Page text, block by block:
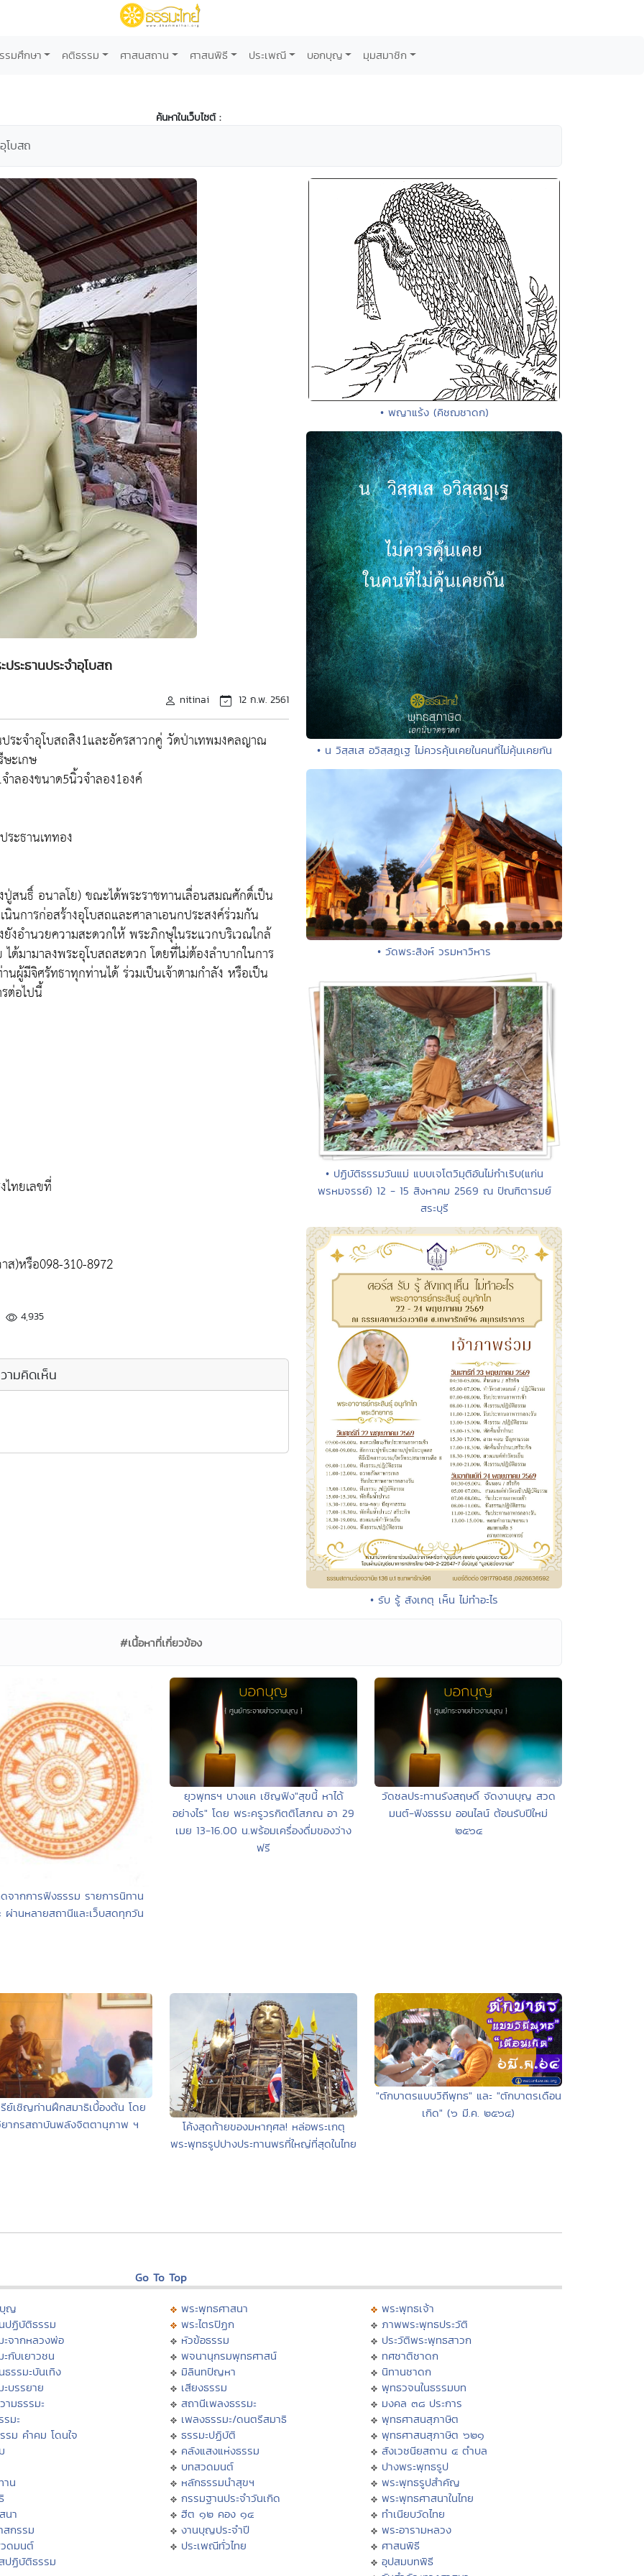
รมศึกษา คติธรรม ศาสนสถาน ศาสนพิธี ประเพณี บอกบุญ มุมสมาชิก
ค้นหาในเว็บไซต์ :
โบสถ
ระธานประจำอุโบสถ
nitinai 12 ก.พ. 2561
ระจำอุโบสถสิง1และอัครสาวกคู่ วัดป่าเทพมงคลญาณ
ะเกษ
ำลองขนาด5นิ้วจำลอง1องค์
ะธานเททอง
สนธิ์ อนาลโย) ขณะได้พระราชทานเลื่อนสมณศักดิ์เป็น
นการก่อสร้างอุโบสถและศาลาเอนกประสงค์ร่วมกัน
งอำนวยความสะดวกให้ พระภิกษุในระแวกบริเวณใกล้
มามาลงพระอุโบสถสะดวก โดยที่ไม่ต้องลำบากในการ
นผู้มีจิศรัทธาทุกท่านได้ ร่วมเป็นเจ้าตามกำลัง หรือเป็น
ต่อไปนี้
ทยเลขที่
ส)หรือ098-310-8972
4,935
ามคิดเห็น
• พญาแร้ง (คิชฌชาดก)
• น วิสฺสเส อวิสฺสฏฺเฐ ไม่ควรคุ้นเคยในคนที่ไม่คุ้นเคยกัน
• วัดพระสิงห์ วรมหาวิหาร
• ปฏิบัติธรรมวันแม่ แบบเจโตวิมุติอันไม่กำเริบ(แก่น
พรหมจรรย์) 12 - 15 สิงหาคม 2569 ณ ปัณฑิตารมย์
สระบุรี
• รับ รู้ สังเกตุ เห็น ไม่ทำอะไร
#เนื้อหาที่เกี่ยวข้อง
จากการฟังธรรม รายการนิทาน
ผ่านหลายสถานีและเว็บสดทุกวัน
ยุวพุทธฯ บางแค เชิญฟัง"สุขนี้ หาได้
อย่างไร" โดย พระครูวรกิตติโสภณ อา 29
เมย 13-16.00 น.พร้อมเครื่องดื่มของว่าง
ฟรี
วัดชลประทานรังสฤษดิ์ จัดงานบุญ สวด
มนต์-ฟังธรรม ออนไลน์ ต้อนรับปีใหม่
๒๕๖๔
ย์เชิญท่านฝึกสมาธิเบื้องต้น โดย
ยากรสถาบันพลังจิตตานุภาพ ฯ
โค้งสุดท้ายของมหากุศล! หล่อพระเกตุ
พระพุทธรูปปางประทานพรที่ใหญ่ที่สุดในไทย
"ตักบาตรแบบวิถีพุทธ" และ "ตักบาตรเดือน
เกิด" (๖ มี.ค. ๒๕๖๔)
Go To Top
ญ
ปฏิบัติธรรม
ะจากหลวงพ่อ
ะกับเยาวชน
ธรรมะบันเทิง
ะบรรยาย
ามธรรมะ
รมะ
รม คำคม โดนใจ
น
นา
สกรรม
ดมนต์
ปฏิบัติธรรม
พระพุทธศาสนา
พระไตรปิฏก
หัวข้อธรรม
พจนานุกรมพุทธศาสน์
มิลินทปัญหา
เสียงธรรม
สถานีเพลงธรรมะ
เพลงธรรมะ/ดนตรีสมาธิ
ธรรมะปฏิบัติ
คลังแสงแห่งธรรม
บทสวดมนต์
หลักธรรมนำสุขฯ
กรรมฐานประจำวันเกิด
ฮีต ๑๒ คอง ๑๔
งานบุญประจำปี
ประเพณีทั่วไทย
พระพุทธเจ้า
ภาพพระพุทธประวัติ
ประวัติพระพุทธสาวก
ทศชาติชาดก
นิทานชาดก
พุทธวจนในธรรมบท
มงคล ๓๘ ประการ
พุทธศาสนสุภาษิต
พุทธศาสนสุภาษิต ๖๒๑
สังเวชนียสถาน ๔ ตำบล
ปางพระพุทธรูป
พระพุทธรูปสำคัญ
พระพุทธศาสนาในไทย
ทำเนียบวัดไทย
พระอารามหลวง
ศาสนพิธี
อุปสมบทพิธี